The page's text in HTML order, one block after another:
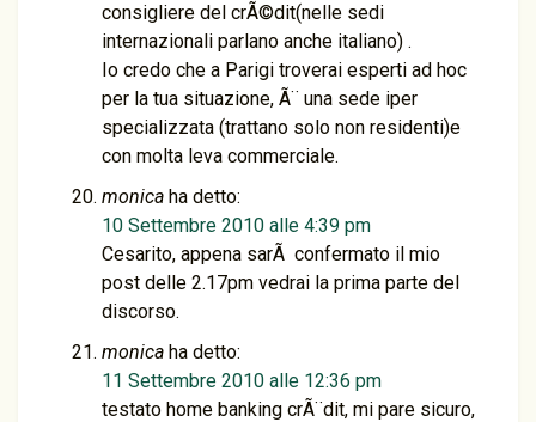
consigliere del crÃ©dit(nelle sedi
internazionali parlano anche italiano) .
Io credo che a Parigi troverai esperti ad hoc
per la tua situazione, Ã¨ una sede iper
specializzata (trattano solo non residenti)e
con molta leva commerciale.
monica ha detto:
10 Settembre 2010 alle 4:39 pm
Cesarito, appena sarÃ confermato il mio
post delle 2.17pm vedrai la prima parte del
discorso.
monica ha detto:
11 Settembre 2010 alle 12:36 pm
testato home banking crÃ¨dit, mi pare sicuro,